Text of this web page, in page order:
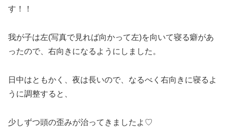
す！！
我が子は左(写真で見れば向かって左)を向いて寝る癖があ
ったので、右向きになるようにしました。
日中はともかく、夜は長いので、なるべく右向きに寝るよ
うに調整すると、
少しずつ頭の歪みが治ってきましたよ♡